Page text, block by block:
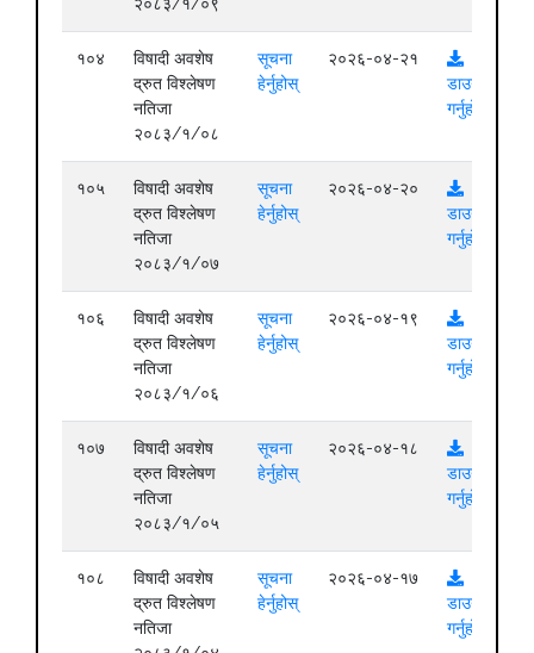
१०४
विषादी अवशेष
द्रुत विश्लेषण
नतिजा
२०८३/१/०८
सूचना
हेर्नुहोस्
२०२६-०४-२१
डाउनलोड
गर्नुहोस्
१०५
विषादी अवशेष
द्रुत विश्लेषण
नतिजा
२०८३/१/०७
सूचना
हेर्नुहोस्
२०२६-०४-२०
डाउनलोड
गर्नुहोस्
१०६
विषादी अवशेष
द्रुत विश्लेषण
नतिजा
२०८३/१/०६
सूचना
हेर्नुहोस्
२०२६-०४-१९
डाउनलोड
गर्नुहोस्
१०७
विषादी अवशेष
द्रुत विश्लेषण
नतिजा
२०८३/१/०५
सूचना
हेर्नुहोस्
२०२६-०४-१८
डाउनलोड
गर्नुहोस्
१०८
विषादी अवशेष
द्रुत विश्लेषण
नतिजा
सूचना
हेर्नुहोस्
२०२६-०४-१७
डाउनलोड
गर्नुहोस्